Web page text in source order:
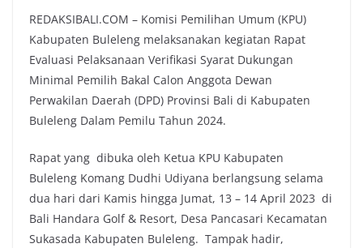
REDAKSIBALI.COM – Komisi Pemilihan Umum (KPU)
Kabupaten Buleleng melaksanakan kegiatan Rapat
Evaluasi Pelaksanaan Verifikasi Syarat Dukungan
Minimal Pemilih Bakal Calon Anggota Dewan
Perwakilan Daerah (DPD) Provinsi Bali di Kabupaten
Buleleng Dalam Pemilu Tahun 2024.
Rapat yang dibuka oleh Ketua KPU Kabupaten
Buleleng Komang Dudhi Udiyana berlangsung selama
dua hari dari Kamis hingga Jumat, 13 – 14 April 2023 di
Bali Handara Golf & Resort, Desa Pancasari Kecamatan
Sukasada Kabupaten Buleleng. Tampak hadir,